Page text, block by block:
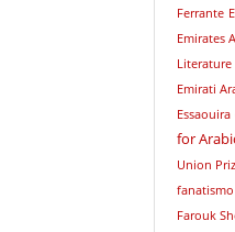
Ferrante
Emirates
Literature
Emirati
Essaouira
for
Union
Farouk